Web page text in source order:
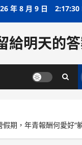
年 8 月 9 日 2:17:30
給明天的
期，年青報酬何愛好“